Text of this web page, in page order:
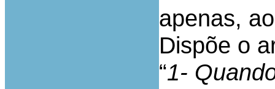
apenas,
Dispõe o
“1-